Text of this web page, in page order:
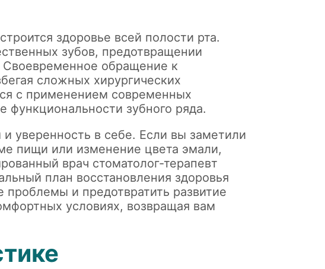
здоровье всей полости рта.
зубов, предотвращении
Своевременное обращение к
сложных хирургических
с применением современных
функциональности зубного ряда.
уверенность в себе. Если вы заметили
пищи или изменение цвета эмали,
врач стоматолог-терапевт
план восстановления здоровья
проблемы и предотвратить развитие
условиях, возвращая вам